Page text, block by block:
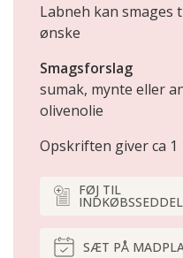
Labneh kan smages
ønske
Smagsforslag
sumak, mynte eller
olivenolie
Opskriften giver ca 1
FØJ TIL
INDKØBSSEDDEL
SÆT PÅ